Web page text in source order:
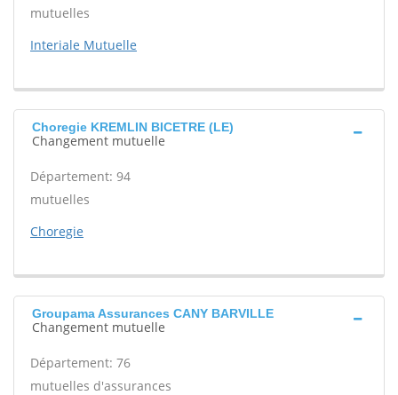
mutuelles
Interiale Mutuelle
Choregie KREMLIN BICETRE (LE)
Changement mutuelle
Département: 94
mutuelles
Choregie
Groupama Assurances CANY BARVILLE
Changement mutuelle
Département: 76
mutuelles d'assurances